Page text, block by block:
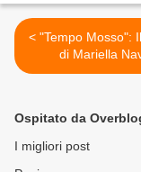
< "Tempo Mosso": Il ritorno
di Mariella
Ospitato da
I migliori post